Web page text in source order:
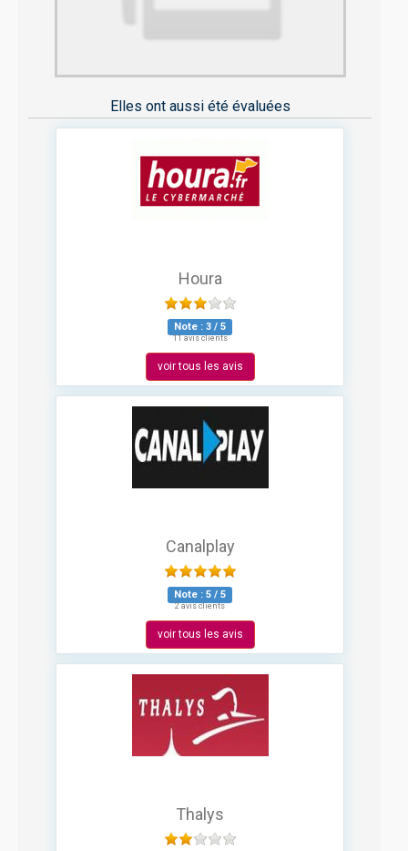
Elles ont aussi été évaluées
Houra
Note : 3 / 5
11 avis clients
voir tous les avis
Canalplay
Note : 5 / 5
2 avis clients
voir tous les avis
Thalys